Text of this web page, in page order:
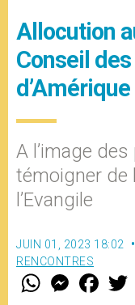
Allocution
Conseil
A l’image
témoigner de
l’Evangile
JUIN 01, 2023 18:02
RENCONTRES
W M
e
F
a